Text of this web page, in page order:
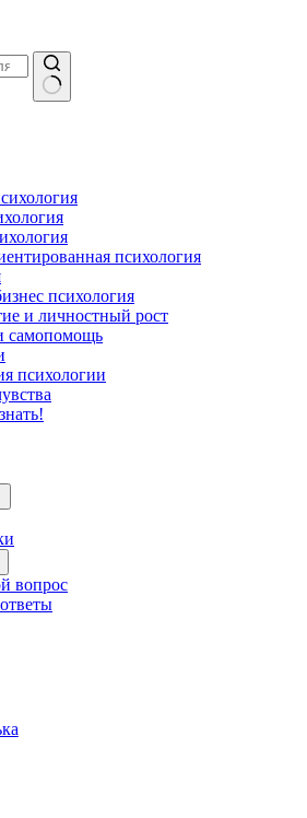
психология
психология
и личностный рост
самопомощь
психологии
вопрос